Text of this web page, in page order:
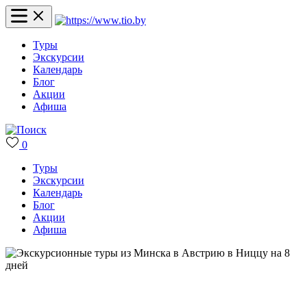
Туры
Экскурсии
Календарь
Блог
Акции
Афиша
0
Туры
Экскурсии
Календарь
Блог
Акции
Афиша